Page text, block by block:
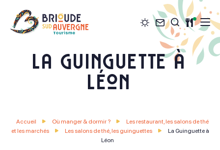
MétéoContact
Je
La Guinguette à
Léon
Accueil Où manger & dormir ?
Les restaurant, les salons de thé
et les marchés
Les salons de thé, les guinguettes
La Guinguette à
Léon